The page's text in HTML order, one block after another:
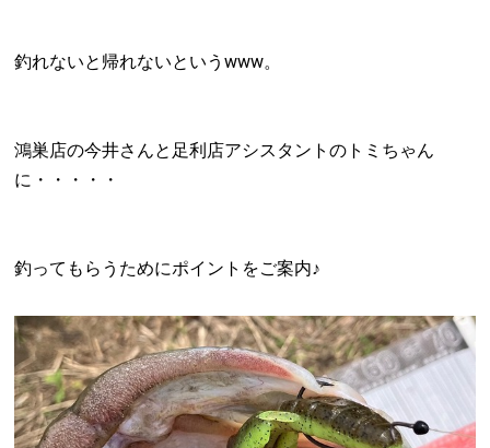
釣れないと帰れないというwww。
鴻巣店の今井さんと足利店アシスタントのトミちゃん
に・・・・・
釣ってもらうためにポイントをご案内♪